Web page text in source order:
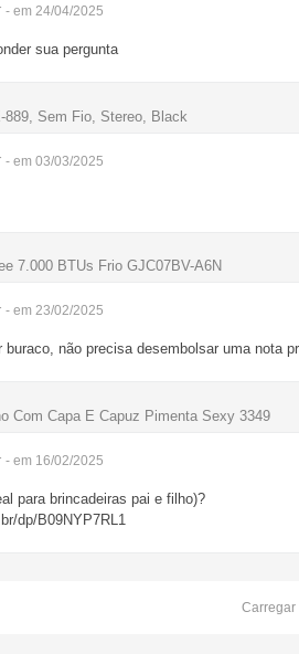
- em 24/04/2025
sua pergunta
889, Sem Fio, Stereo, Black
- em 03/03/2025
7.000 BTUs Frio GJC07BV-A6N
- em 23/02/2025
não precisa desembolsar uma nota
Com Capa E Capuz Pimenta Sexy 3349
- em 16/02/2025
para brincadeiras pai e filho)?
dp/B09NYP7RL1
Carregar